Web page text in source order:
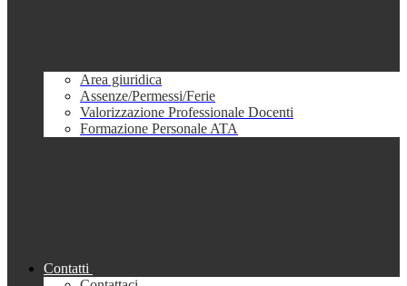
Area giuridica
Assenze/Permessi/Ferie
Valorizzazione Professionale Docenti
Formazione Personale ATA
Contatti